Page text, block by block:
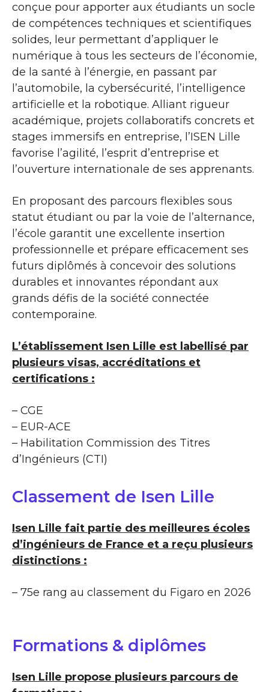
conçue pour apporter aux étudiants un socle
de compétences techniques et scientifiques
solides, leur permettant d’appliquer le
numérique à tous les secteurs de l’économie,
de la santé à l’énergie, en passant par
l’automobile, la cybersécurité, l’intelligence
artificielle et la robotique. Alliant rigueur
académique, projets collaboratifs concrets et
stages immersifs en entreprise, l’ISEN Lille
favorise l’agilité, l’esprit d’entreprise et
l’ouverture internationale de ses apprenants.
En proposant des parcours flexibles sous
statut étudiant ou par la voie de l’alternance,
l’école garantit une excellente insertion
professionnelle et prépare efficacement ses
futurs diplômés à concevoir des solutions
durables et innovantes répondant aux
grands défis de la société connectée
contemporaine.
L’établissement Isen Lille est labellisé par
plusieurs visas, accréditations et
certifications :
– CGE
– EUR-ACE
– Habilitation Commission des Titres
d’Ingénieurs (CTI)
Classement de Isen Lille
Isen Lille fait partie des meilleures écoles
d’ingénieurs de France et a reçu plusieurs
distinctions :
– 75e rang au classement du Figaro en 2026
Formations & diplômes
Isen Lille propose plusieurs parcours de